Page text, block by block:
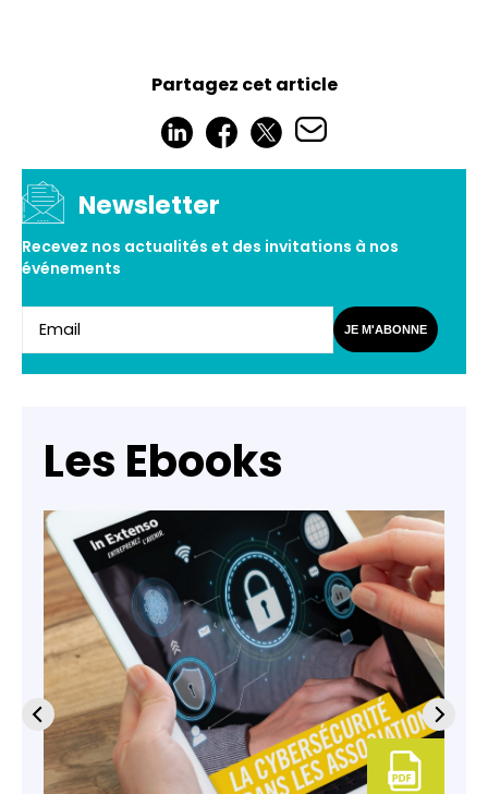
Partagez cet article
Newsletter
Recevez nos actualités et des invitations à nos
événements
JE M'ABONNE
Les Ebooks